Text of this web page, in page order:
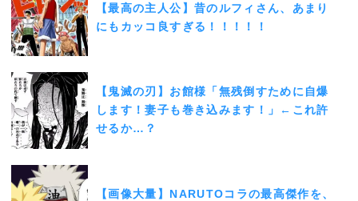
【最高の主人公】昔のルフィさん、あまり
にもカッコ良すぎる！！！！！
【鬼滅の刃】お館様「無残倒すために自爆
します！妻子も巻き込みます！」←これ許
せるか…？
【画像大量】NARUTOコラの最高傑作を、